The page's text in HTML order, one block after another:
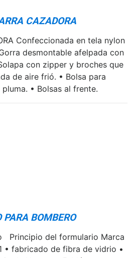
CAZADORA
Confeccionada en tela nylon
desmontable afelpada con
con zipper y broches que
de aire frió. • Bolsa para
• Bolsas al frente.
PARA BOMBERO
Principio del formulario Marca
• fabricado de fibra de vidrio •